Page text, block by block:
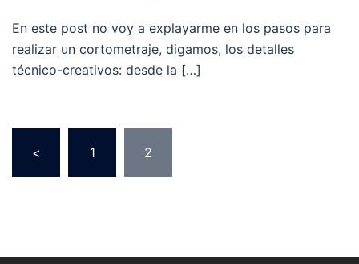
En este post no voy a explayarme en los pasos para
realizar un cortometraje, digamos, los detalles
técnico-creativos: desde la […]
de
entradas
< 1 2